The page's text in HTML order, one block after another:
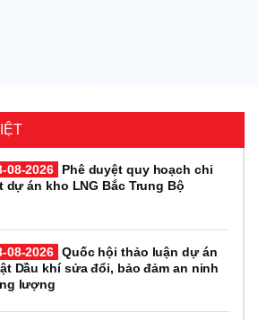
08-2026
Phê duyệt quy hoạch chi
dự án kho LNG Bắc Trung Bộ
08-2026 Quốc hội thảo luận dự án
Dầu khí sửa đổi, bảo đảm an ninh
lượng